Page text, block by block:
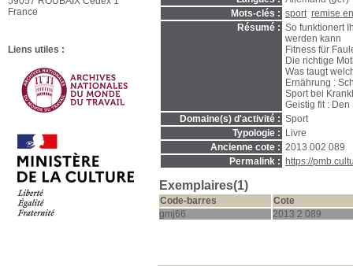
Mots-clés : sport remise
Résumé : So funktionert
werden kann
Fitness für
Die richtige
Was taugt
Ernährung :
Sport bei
Geistig fit :
Domaine(s) d'activité : Sport
Typologie :
Livre
Ancienne cote : 2013 002 089
Permalink :
https://
Exemplaires(1)
Code-barres
Cote
gmj66
2013 2 089
France
Liens utiles :